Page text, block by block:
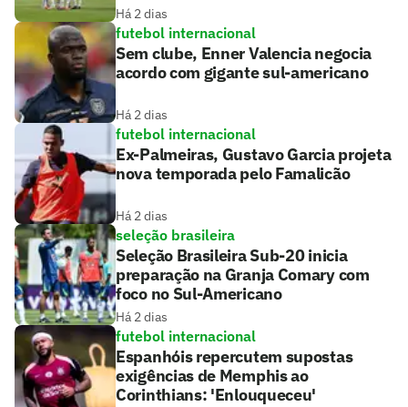
Há 2 dias
futebol internacional
Sem clube, Enner Valencia negocia
acordo com gigante sul-americano
Há 2 dias
futebol internacional
Ex-Palmeiras, Gustavo Garcia projeta
nova temporada pelo Famalicão
Há 2 dias
seleção brasileira
Seleção Brasileira Sub-20 inicia
preparação na Granja Comary com
foco no Sul-Americano
Há 2 dias
futebol internacional
Espanhóis repercutem supostas
exigências de Memphis ao
Corinthians: 'Enlouqueceu'